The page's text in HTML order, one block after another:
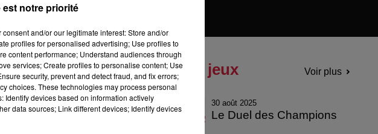
Tous les jeux Voir plus
30 août 2025
Le Duel des Champions
est notre priorité
and/or our legitimate interest: Store and/or
profiles for personalised advertising; Use profiles to
content performance; Understand audiences through
services; Create profiles to personalise content; Use
security, prevent and detect fraud, and fix errors;
choices. These technologies may process personal
Identify devices based on information actively
data sources; Link different devices; Identify devices